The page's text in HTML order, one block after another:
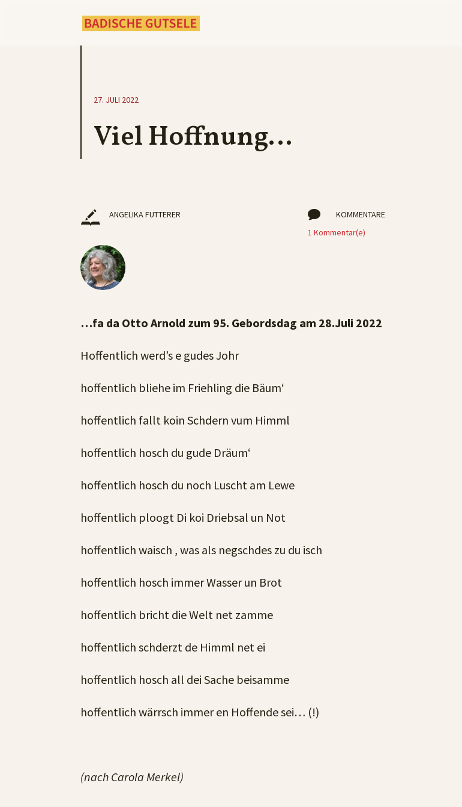
27. JULI 2022
Viel Hoffnung…
ANGELIKA FUTTERER 
KOMMENTARE
1 Kommentar(e)
…fa da Otto Arnold zum 95. Gebordsdag am 28.Juli 2022
Hoffentlich werd’s e gudes Johr
hoffentlich bliehe im Friehling die Bäum‘
hoffentlich fallt koin Schdern vum Himml
hoffentlich hosch du gude Dräum‘
hoffentlich hosch du noch Luscht am Lewe
hoffentlich ploogt Di koi Driebsal un Not
hoffentlich waisch , was als negschdes zu du isch
hoffentlich hosch immer Wasser un Brot
hoffentlich bricht die Welt net zamme
hoffentlich schderzt de Himml net ei
hoffentlich hosch all dei Sache beisamme
hoffentlich wärrsch immer en Hoffende sei… (!)
(nach Carola Merkel)